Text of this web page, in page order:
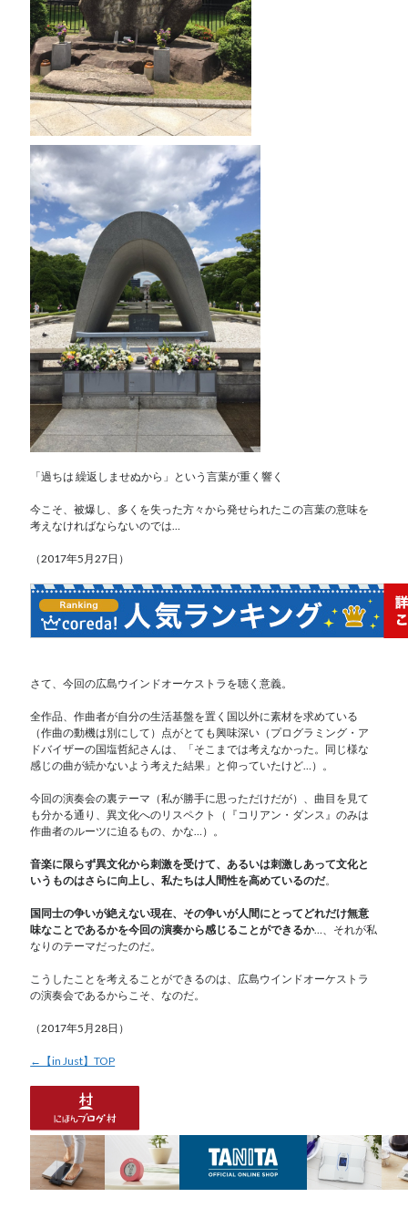
「過ちは 繰返しませぬから」という言葉が重く響く
今こそ、被爆し、多くを失った方々から発せられたこの言葉の意味を
考えなければならないのでは…
（2017年5月27日）
さて、今回の広島ウインドオーケストラを聴く意義。
全作品、作曲者が自分の生活基盤を置く国以外に素材を求めている
（作曲の動機は別にして）点がとても興味深い（プログラミング・ア
ドバイザーの国塩哲紀さんは、「そこまでは考えなかった。同じ様な
感じの曲が続かないよう考えた結果」と仰っていたけど…）。
今回の演奏会の裏テーマ（私が勝手に思っただけだが）、曲目を見て
も分かる通り、異文化へのリスペクト（『コリアン・ダンス』のみは
作曲者のルーツに迫るもの、かな…）。
音楽に限らず異文化から刺激を受けて、あるいは刺激しあって文化と
いうものはさらに向上し、私たちは人間性を高めているのだ。
国同士の争いが絶えない現在、その争いが人間にとってどれだけ無意
味なことであるかを今回の演奏から感じることができるか…、それが私
なりのテーマだったのだ。
こうしたことを考えることができるのは、広島ウインドオーケストラ
の演奏会であるからこそ、なのだ。
（2017年5月28日）
←【in Just】TOP